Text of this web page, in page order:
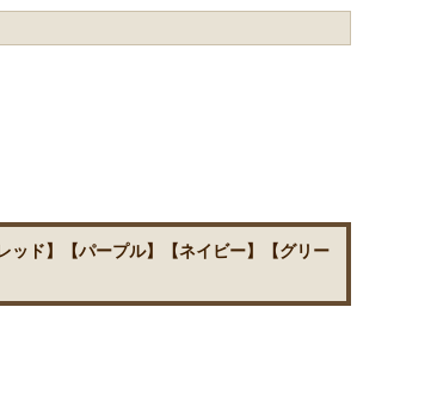
ッド】【パープル】【ネイビー】【グリー